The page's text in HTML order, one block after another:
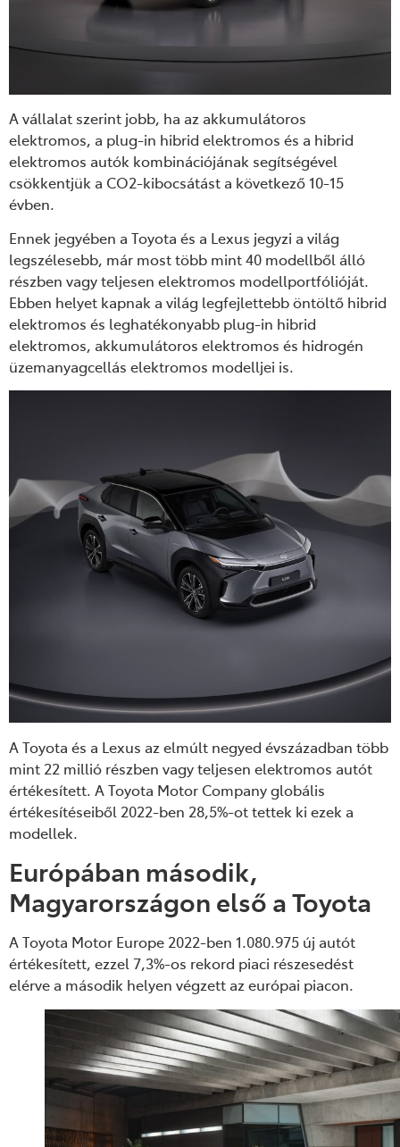
A vállalat szerint jobb, ha az akkumulátoros
elektromos, a plug-in hibrid elektromos és a hibrid
elektromos autók kombinációjának segítségével
csökkentjük a CO2-kibocsátást a következő 10-15
évben.
Ennek jegyében a Toyota és a Lexus jegyzi a világ
legszélesebb, már most több mint 40 modellből álló
részben vagy teljesen elektromos modellportfólióját.
Ebben helyet kapnak a világ legfejlettebb öntöltő hibrid
elektromos és leghatékonyabb plug-in hibrid
elektromos, akkumulátoros elektromos és hidrogén
üzemanyagcellás elektromos modelljei is.
A Toyota és a Lexus az elmúlt negyed évszázadban több
mint 22 millió részben vagy teljesen elektromos autót
értékesített. A Toyota Motor Company globális
értékesítéseiből 2022-ben 28,5%-ot tettek ki ezek a
modellek.
Európában második,
Magyarországon első a Toyota
A Toyota Motor Europe 2022-ben 1.080.975 új autót
értékesített, ezzel 7,3%-os rekord piaci részesedést
elérve a második helyen végzett az európai piacon.